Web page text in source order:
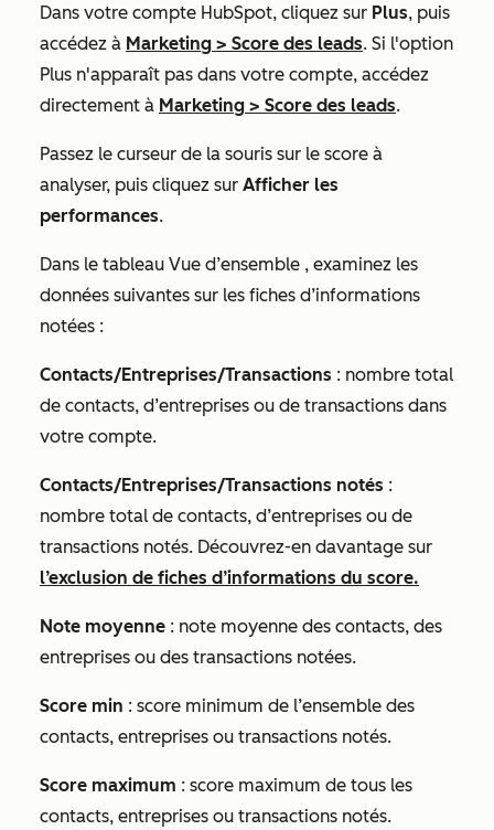
Dans votre compte HubSpot, cliquez sur Plus, puis
accédez à Marketing > Score des leads. Si l'option
Plus n'apparaît pas dans votre compte, accédez
directement à Marketing > Score des leads.
Passez le curseur de la souris sur le score à
analyser, puis cliquez sur Afficher les
performances.
Dans le tableau Vue d’ensemble , examinez les
données suivantes sur les fiches d’informations
notées :
Contacts/Entreprises/Transactions : nombre total
de contacts, d’entreprises ou de transactions dans
votre compte.
Contacts/Entreprises/Transactions notés :
nombre total de contacts, d’entreprises ou de
transactions notés. Découvrez-en davantage sur
l’exclusion de fiches d’informations du score.
Note moyenne : note moyenne des contacts, des
entreprises ou des transactions notées.
Score min : score minimum de l’ensemble des
contacts, entreprises ou transactions notés.
Score maximum : score maximum de tous les
contacts, entreprises ou transactions notés.